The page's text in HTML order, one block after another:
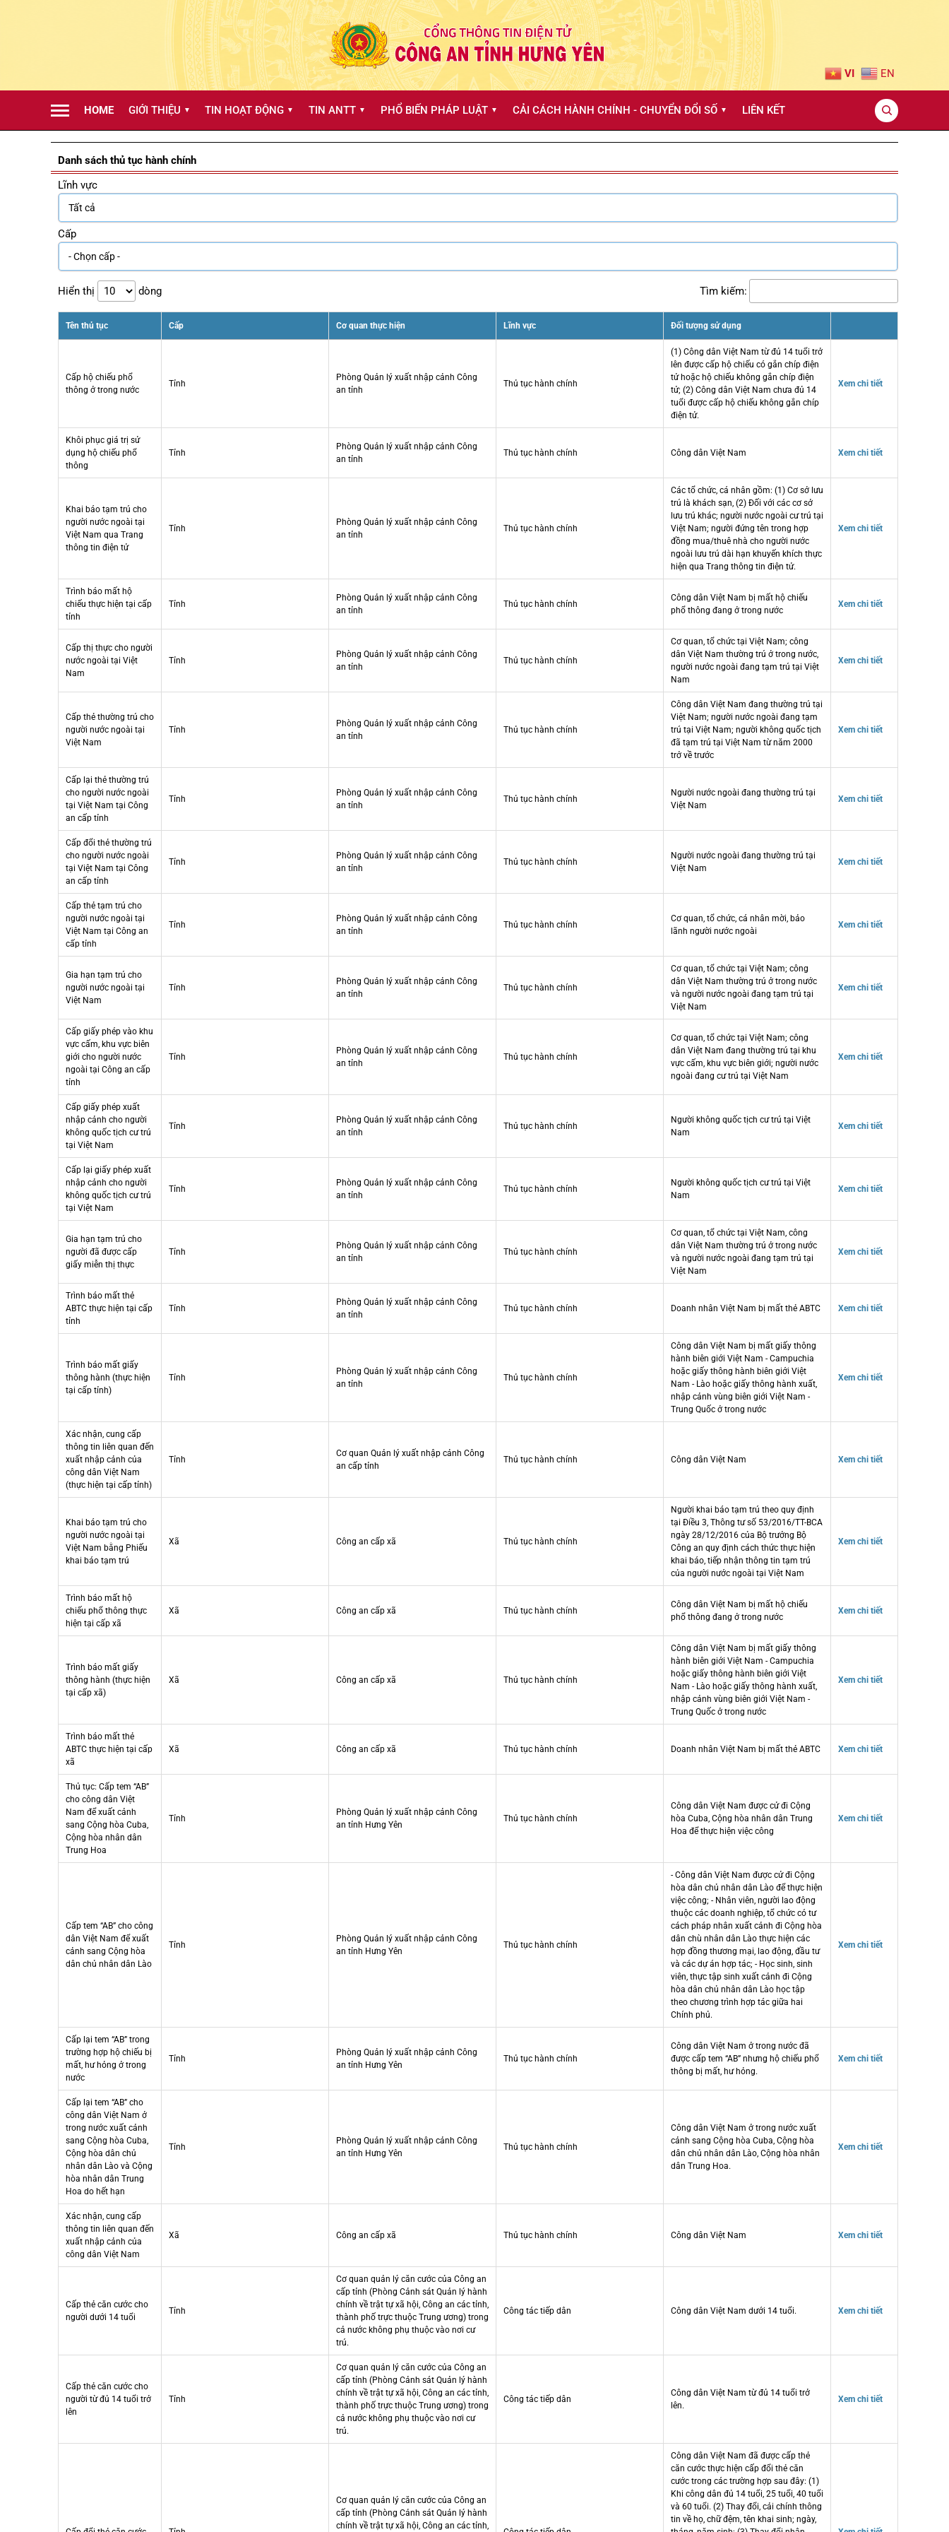
VI EN
HOME GIỚI THIỆU ▼ TIN HOẠT ĐỘNG ▼ TIN ANTT ▼ PHỔ BIẾN PHÁP LUẬT ▼ CẢI CÁCH HÀNH CHÍNH - CHUYỂN ĐỔI SỐ ▼ LIÊN KẾT
Danh sách thủ tục hành chính
Lĩnh vực
Cấp
Hiển thị dòng Tìm kiếm:
Tên thủ tục Cấp Cơ quan thực hiện Lĩnh vực Đối tượng sử dụng
Cấp hộ chiếu phổ
thông ở trong nước
Tỉnh
Phòng Quản lý xuất nhập cảnh Công
an tỉnh
Thủ tục hành chính
(1) Công dân Việt Nam từ đủ 14 tuổi trở
lên được cấp hộ chiếu có gắn chíp điện
tử hoặc hộ chiếu không gắn chíp điện
tử; (2) Công dân Việt Nam chưa đủ 14
tuổi được cấp hộ chiếu không gắn chíp
điện tử.
Xem chi tiết
Khôi phục giá trị sử
dụng hộ chiếu phổ
thông
Tỉnh
Phòng Quản lý xuất nhập cảnh Công
an tỉnh
Thủ tục hành chính Công dân Việt Nam Xem chi tiết
Khai báo tạm trú cho
người nước ngoài tại
Việt Nam qua Trang
thông tin điện tử
Tỉnh
Phòng Quản lý xuất nhập cảnh Công
an tỉnh
Thủ tục hành chính
Các tổ chức, cá nhân gồm: (1) Cơ sở lưu
trú là khách sạn, (2) Đối với các cơ sở
lưu trú khác; người nước ngoài cư trú tại
Việt Nam; người đứng tên trong hợp
đồng mua/thuê nhà cho người nước
ngoài lưu trú dài hạn khuyến khích thực
hiện qua Trang thông tin điện tử.
Xem chi tiết
Trình báo mất hộ
chiếu thực hiện tại cấp
tỉnh
Tỉnh
Phòng Quản lý xuất nhập cảnh Công
an tỉnh
Thủ tục hành chính
Công dân Việt Nam bị mất hộ chiếu
phổ thông đang ở trong nước
Xem chi tiết
Cấp thị thực cho người
nước ngoài tại Việt
Nam
Tỉnh
Phòng Quản lý xuất nhập cảnh Công
an tỉnh
Thủ tục hành chính
Cơ quan, tổ chức tại Việt Nam; công
dân Việt Nam thường trú ở trong nước,
người nước ngoài đang tạm trú tại Việt
Nam
Xem chi tiết
Cấp thẻ thường trú cho
người nước ngoài tại
Việt Nam
Tỉnh
Phòng Quản lý xuất nhập cảnh Công
an tỉnh
Thủ tục hành chính
Công dân Việt Nam đang thường trú tại
Việt Nam; người nước ngoài đang tạm
trú tại Việt Nam; người không quốc tịch
đã tạm trú tại Việt Nam từ năm 2000
trở về trước
Xem chi tiết
Cấp lại thẻ thường trú
cho người nước ngoài
tại Việt Nam tại Công
an cấp tỉnh
Tỉnh
Phòng Quản lý xuất nhập cảnh Công
an tỉnh
Thủ tục hành chính
Người nước ngoài đang thường trú tại
Việt Nam
Xem chi tiết
Cấp đổi thẻ thường trú
cho người nước ngoài
tại Việt Nam tại Công
an cấp tỉnh
Tỉnh
Phòng Quản lý xuất nhập cảnh Công
an tỉnh
Thủ tục hành chính
Người nước ngoài đang thường trú tại
Việt Nam
Xem chi tiết
Cấp thẻ tạm trú cho
người nước ngoài tại
Việt Nam tại Công an
cấp tỉnh
Tỉnh
Phòng Quản lý xuất nhập cảnh Công
an tỉnh
Thủ tục hành chính
Cơ quan, tổ chức, cá nhân mời, bảo
lãnh người nước ngoài
Xem chi tiết
Gia hạn tạm trú cho
người nước ngoài tại
Việt Nam
Tỉnh
Phòng Quản lý xuất nhập cảnh Công
an tỉnh
Thủ tục hành chính
Cơ quan, tổ chức tại Việt Nam; công
dân Việt Nam thường trú ở trong nước
và người nước ngoài đang tạm trú tại
Việt Nam
Xem chi tiết
Cấp giấy phép vào khu
vực cấm, khu vực biên
giới cho người nước
ngoài tại Công an cấp
tỉnh
Tỉnh
Phòng Quản lý xuất nhập cảnh Công
an tỉnh
Thủ tục hành chính
Cơ quan, tổ chức tại Việt Nam; công
dân Việt Nam đang thường trú tại khu
vực cấm, khu vực biên giới; người nước
ngoài đang cư trú tại Việt Nam
Xem chi tiết
Cấp giấy phép xuất
nhập cảnh cho người
không quốc tịch cư trú
tại Việt Nam
Tỉnh
Phòng Quản lý xuất nhập cảnh Công
an tỉnh
Thủ tục hành chính
Người không quốc tịch cư trú tại Việt
Nam
Xem chi tiết
Cấp lại giấy phép xuất
nhập cảnh cho người
không quốc tịch cư trú
tại Việt Nam
Tỉnh
Phòng Quản lý xuất nhập cảnh Công
an tỉnh
Thủ tục hành chính
Người không quốc tịch cư trú tại Việt
Nam
Xem chi tiết
Gia hạn tạm trú cho
người đã được cấp
giấy miễn thị thực
Tỉnh
Phòng Quản lý xuất nhập cảnh Công
an tỉnh
Thủ tục hành chính
Cơ quan, tổ chức tại Việt Nam, công
dân Việt Nam thường trú ở trong nước
và người nước ngoài đang tạm trú tại
Việt Nam
Xem chi tiết
Trình báo mất thẻ
ABTC thực hiện tại cấp
tỉnh
Tỉnh
Phòng Quản lý xuất nhập cảnh Công
an tỉnh
Thủ tục hành chính Doanh nhân Việt Nam bị mất thẻ ABTC Xem chi tiết
Trình báo mất giấy
thông hành (thực hiện
tại cấp tỉnh)
Tỉnh
Phòng Quản lý xuất nhập cảnh Công
an tỉnh
Thủ tục hành chính
Công dân Việt Nam bị mất giấy thông
hành biên giới Việt Nam - Campuchia
hoặc giấy thông hành biên giới Việt
Nam - Lào hoặc giấy thông hành xuất,
nhập cảnh vùng biên giới Việt Nam -
Trung Quốc ở trong nước
Xem chi tiết
Xác nhận, cung cấp
thông tin liên quan đến
xuất nhập cảnh của
công dân Việt Nam
(thực hiện tại cấp tỉnh)
Tỉnh
Cơ quan Quản lý xuất nhập cảnh Công
an cấp tỉnh
Thủ tục hành chính Công dân Việt Nam Xem chi tiết
Khai báo tạm trú cho
người nước ngoài tại
Việt Nam bằng Phiếu
khai báo tạm trú
Xã Công an cấp xã Thủ tục hành chính
Người khai báo tạm trú theo quy định
tại Điều 3, Thông tư số 53/2016/TT-BCA
ngày 28/12/2016 của Bộ trưởng Bộ
Công an quy định cách thức thực hiện
khai báo, tiếp nhận thông tin tạm trú
của người nước ngoài tại Việt Nam
Xem chi tiết
Trình báo mất hộ
chiếu phổ thông thực
hiện tại cấp xã
Xã Công an cấp xã Thủ tục hành chính
Công dân Việt Nam bị mất hộ chiếu
phổ thông đang ở trong nước
Xem chi tiết
Trình báo mất giấy
thông hành (thực hiện
tại cấp xã)
Xã Công an cấp xã Thủ tục hành chính
Công dân Việt Nam bị mất giấy thông
hành biên giới Việt Nam - Campuchia
hoặc giấy thông hành biên giới Việt
Nam - Lào hoặc giấy thông hành xuất,
nhập cảnh vùng biên giới Việt Nam -
Trung Quốc ở trong nước
Xem chi tiết
Trình báo mất thẻ
ABTC thực hiện tại cấp
xã
Xã Công an cấp xã Thủ tục hành chính Doanh nhân Việt Nam bị mất thẻ ABTC Xem chi tiết
Thủ tục: Cấp tem “AB”
cho công dân Việt
Nam để xuất cảnh
sang Cộng hòa Cuba,
Cộng hòa nhân dân
Trung Hoa
Tỉnh
Phòng Quản lý xuất nhập cảnh Công
an tỉnh Hưng Yên
Thủ tục hành chính
Công dân Việt Nam được cử đi Cộng
hòa Cuba, Cộng hòa nhân dân Trung
Hoa để thực hiện việc công
Xem chi tiết
Cấp tem “AB” cho công
dân Việt Nam để xuất
cảnh sang Cộng hòa
dân chủ nhân dân Lào
Tỉnh
Phòng Quản lý xuất nhập cảnh Công
an tỉnh Hưng Yên
Thủ tục hành chính
- Công dân Việt Nam được cử đi Cộng
hòa dân chủ nhân dân Lào để thực hiện
việc công; - Nhân viên, người lao động
thuộc các doanh nghiệp, tổ chức có tư
cách pháp nhân xuất cảnh đi Cộng hòa
dân chù nhân dân Lào thực hiện các
hợp đồng thương mại, lao động, đầu tư
và các dự án hợp tác; - Học sinh, sinh
viên, thực tập sinh xuất cảnh đi Cộng
hòa dân chủ nhân dân Lào học tập
theo chương trình hợp tác giữa hai
Chính phủ.
Xem chi tiết
Cấp lại tem “AB” trong
trường hợp hộ chiếu bị
mất, hư hỏng ở trong
nước
Tỉnh
Phòng Quản lý xuất nhập cảnh Công
an tỉnh Hưng Yên
Thủ tục hành chính
Công dân Việt Nam ở trong nước đã
được cấp tem “AB” nhưng hộ chiếu phổ
thông bị mất, hư hỏng.
Xem chi tiết
Cấp lại tem “AB” cho
công dân Việt Nam ở
trong nước xuất cảnh
sang Cộng hòa Cuba,
Cộng hòa dân chủ
nhân dân Lào và Cộng
hòa nhân dân Trung
Hoa do hết hạn
Tỉnh
Phòng Quản lý xuất nhập cảnh Công
an tỉnh Hưng Yên
Thủ tục hành chính
Công dân Việt Nam ở trong nước xuất
cảnh sang Cộng hòa Cuba, Cộng hòa
dân chủ nhân dân Lào, Cộng hòa nhân
dân Trung Hoa.
Xem chi tiết
Xác nhận, cung cấp
thông tin liên quan đến
xuất nhập cảnh của
công dân Việt Nam
Xã Công an cấp xã Thủ tục hành chính Công dân Việt Nam Xem chi tiết
Cấp thẻ căn cước cho
người dưới 14 tuổi
Tỉnh
Cơ quan quản lý căn cước của Công an
cấp tỉnh (Phòng Cảnh sát Quản lý hành
chính về trật tự xã hội, Công an các tỉnh,
thành phố trực thuộc Trung ương) trong
cả nước không phụ thuộc vào nơi cư
trú.
Công tác tiếp dân Công dân Việt Nam dưới 14 tuổi. Xem chi tiết
Cấp thẻ căn cước cho
người từ đủ 14 tuổi trở
lên
Tỉnh
Cơ quan quản lý căn cước của Công an
cấp tỉnh (Phòng Cảnh sát Quản lý hành
chính về trật tự xã hội, Công an các tỉnh,
thành phố trực thuộc Trung ương) trong
cả nước không phụ thuộc vào nơi cư
trú.
Công tác tiếp dân
Công dân Việt Nam từ đủ 14 tuổi trở
lên.
Xem chi tiết
Cơ quan quản lý căn cước của Công an
cấp tỉnh (Phòng Cảnh sát Quản lý hành
chính về trật tự xã hội, Công an các tỉnh,
Công dân Việt Nam đã được cấp thẻ
căn cước thực hiện cấp đổi thẻ căn
cước trong các trường hợp sau đây: (1)
Khi công dân đủ 14 tuổi, 25 tuổi, 40 tuổi
và 60 tuổi. (2) Thay đổi, cải chính thông
tin về họ, chữ đệm, tên khai sinh; ngày,